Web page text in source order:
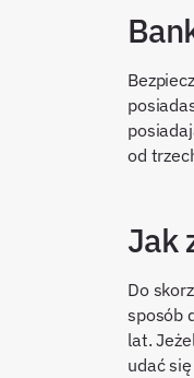
od
Jak
Do
sposób
lat.
udać